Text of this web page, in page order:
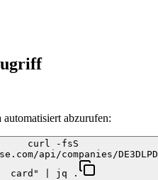
abzurufen:
curl -fsS
api/companies/
card" | jq .